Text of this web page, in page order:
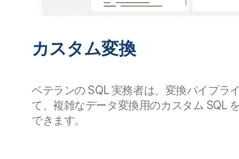
カスタム変換
ベテランの SQL 実務者は、変換パイプラ
て、複雑なデータ変換用のカスタム SQL
できます。